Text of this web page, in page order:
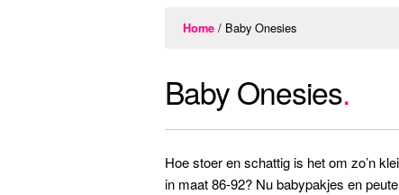
Home / Baby Onesies
Baby Onesies
Hoe stoer en schattig is het om zo’n
in maat 86-92? Nu babypakjes en